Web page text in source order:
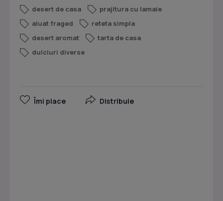
desert de casa
prajitura cu lamaie
aluat fraged
reteta simpla
desert aromat
tarta de casa
dulciuri diverse
Îmi place Distribuie